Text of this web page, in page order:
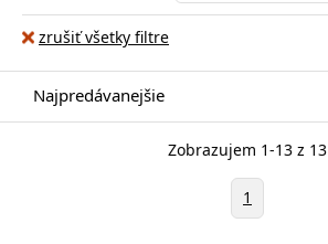
zrušiť všetky filtre
Najpredávanejšie
Zobrazujem 1-13 z 13
1